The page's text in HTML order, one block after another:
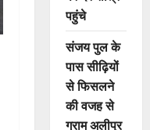
पहुंचे
संजय पुल के
पास सीढ़ियों
से फिसलने
की वजह से
ग्राम अलीपुर